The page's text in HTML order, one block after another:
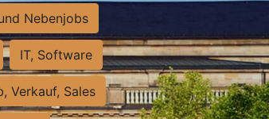
Nebenjobs
IT, Software
Verkauf, Sales